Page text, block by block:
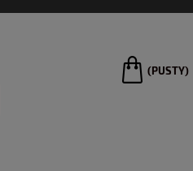
(PUSTY)